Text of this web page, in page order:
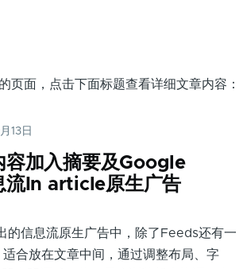
页面，点击下面标题查看详细文章内容：
13日
容加入摘要及Google
流In article原生广告
信息流原生广告中，除了Feeds还有一
合放在文章中间，通过调整布局、字